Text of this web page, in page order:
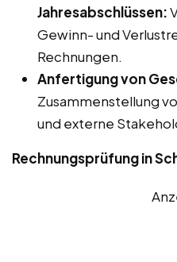
Jahresabschlüssen:
Gewinn- und
Rechnungen.
Anfertigung von
Zusammenstellung
und externe
Rechnungsprüfung in